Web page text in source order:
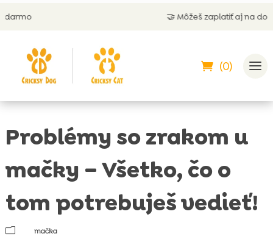
🤝 Môžeš zaplatiť aj na dobierku
(0)
Problémy so zrakom u
mačky – Všetko, čo o
tom potrebuješ vedieť!
m
mačka